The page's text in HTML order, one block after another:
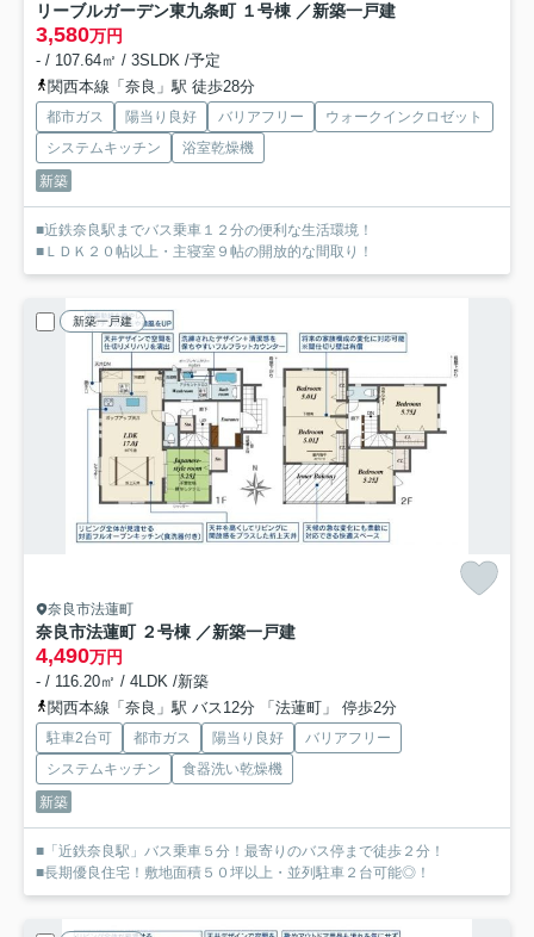
リーブルガーデン東九条町 １号棟 ／新築一戸建
3,580万円
- / 107.64㎡ / 3SLDK /予定
関西本線「奈良」駅 徒歩28分
都市ガス 陽当り良好 バリアフリー
ウォークインクロゼット
システムキッチン
浴室乾燥機
新築
■近鉄奈良駅までバス乗車１２分の便利な生活環境！
■ＬＤＫ２０帖以上・主寝室９帖の開放的な間取り！
新築一戸建
奈良市法蓮町
奈良市法蓮町 ２号棟 ／新築一戸建
4,490万円
- / 116.20㎡ / 4LDK /新築
関西本線「奈良」駅 バス12分 「法蓮町」 停歩2分
駐車2台可 都市ガス 陽当り良好
バリアフリー
システムキッチン
食器洗い乾燥機
新築
■「近鉄奈良駅」バス乗車５分！最寄りのバス停まで徒歩２分！
■長期優良住宅！敷地面積５０坪以上・並列駐車２台可能◎！